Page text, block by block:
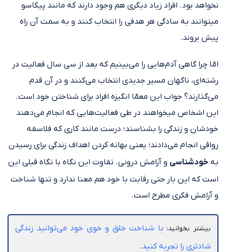
نخواهد بود. افراد زیاد دیگری هم وجود دارند که مانند پیکاسو
می‎توانند به سادگی هر هدفی را انتخاب کنند و به سمت آن راه
پیش بروند.
امّا چرا گاهی آدم‎‌هایی را می‌بینیم که بعد از سی سال فعالیت در
رشته‎‌ای، ناگهان مسیر جدیدی انتخاب می‌کنند و در آن قدم
می‌گذارند؟ جواب این معمّا انگیزه افراد برای شناختن خود است.
این اشخاص می‎خواهند در طی فعالیت‌‎هایی که انجام می‌دهند
خودشان و زندگی را بشناسند؛ درست مانند کاری که فلاسفه
رواقی انجام می‌دادند؛ یعنی بهانه کردن اهداف زندگی برای رسیدن
به خودشناسی و آرامش درونی. تفاوت این نگاه با نگاه قبلی این
است که این ‎بار حتی رقابت با خود هم معنا ندارد و تنها شناخت
و آرامش فکری مطرح است.
بیشتر بخوانید: با شناخت خلق و خوی خود می‌توانید زندگی
شادتری را تجربه کنید.